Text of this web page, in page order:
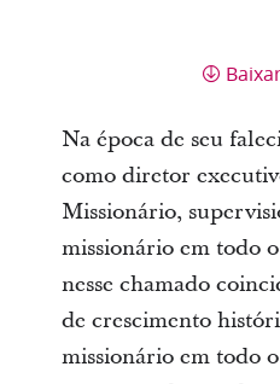
Na época de seu
como diretor
Missionário,
missionário em todo
nesse chamado
de crescimento
missionário em todo